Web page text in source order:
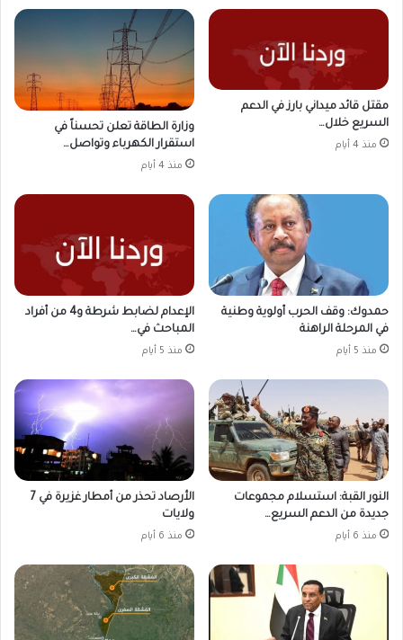
مقتل قائد ميداني بارز في الدعم
السريع خلال…
منذ 4 أيام
وزارة الطاقة تعلن تحسناً في
استقرار الكهرباء وتواصل…
منذ 4 أيام
حمدوك: وقف الحرب أولوية وطنية
في المرحلة الراهنة
منذ 5 أيام
الإعدام لضابط شرطة و4 من أفراد
المباحث في…
منذ 5 أيام
النور القبة: استسلام مجموعات
جديدة من الدعم السريع…
منذ 6 أيام
الأرصاد تحذر من أمطار غزيرة في 7
ولايات
منذ 6 أيام